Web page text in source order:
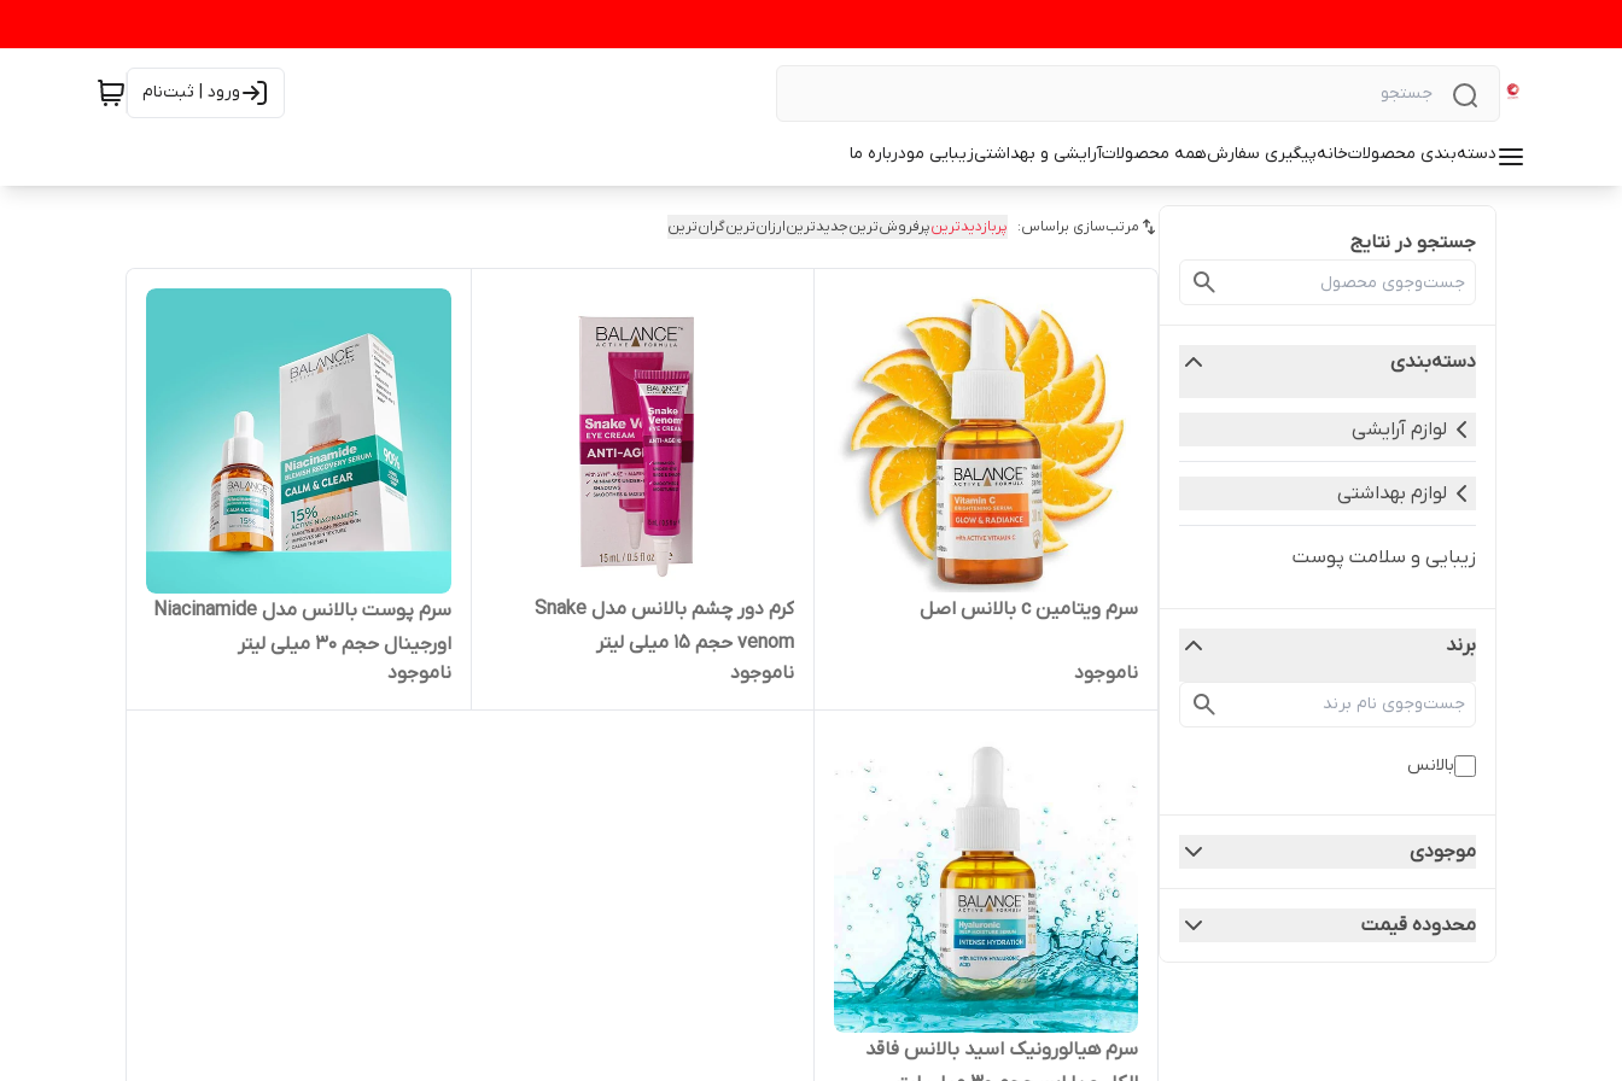
ورود | ثبت‌نام
دسته‌بندی محصولاتخانهپیگیری سفارشهمه محصولاتآرایشی و بهداشتیزیبایی مودرباره ما
جستجو در نتایج
دسته‌بندی
لوازم آرایشی
لوازم بهداشتی
زیبایی و سلامت پوست
برند
بالانس
موجودی
محدوده قیمت
مرتب‌سازی براساس: پربازدیدترینپرفروش‌ترینجدیدترینارزان‌ترینگران‌ترین
سرم ویتامین c بالانس اصل
ناموجود
کرم دور چشم بالانس مدل Snake
venom حجم 15 میلی لیتر
ناموجود
سرم پوست بالانس مدل Niacinamide
اورجینال حجم 30 میلی لیتر
ناموجود
سرم هیالورونیک اسید بالانس فاقد